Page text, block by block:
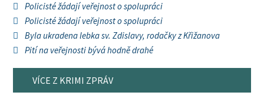
Policisté žádají veřejnost o spolupráci
Policisté žádají veřejnost o spolupráci
Byla ukradena lebka sv. Zdislavy, rodačky z Křižanova
Pití na veřejnosti bývá hodně drahé
VÍCE Z KRIMI ZPRÁV